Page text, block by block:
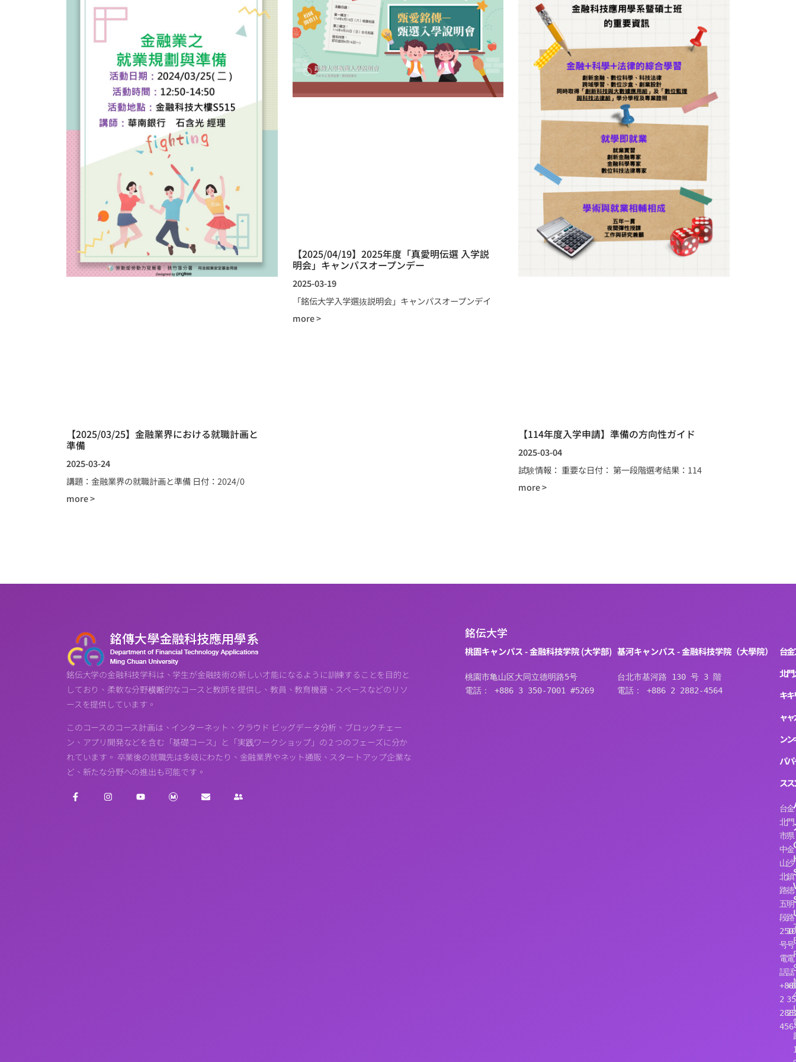
【2025/03/25】金融業界における就職計画と
準備
2025-03-24
講題：金融業界の就職計画と準備 日付：2024/0
more >
【2025/04/19】2025年度「真愛明伝選 入学説
明会」キャンパスオープンデー
2025-03-19
「銘伝大学入学選抜説明会」キャンパスオープンデイ
more >
【114年度入学申請】準備の方向性ガイド
2025-03-04
試験情報： 重要な日付： 第一段階選考結果：114
more >
銘伝大学の金融科技学科は、学生が金融技術の新しい才能になるように訓練することを目的と
しており、柔軟な分野横断的なコースと教師を提供し、教員、教育機器、スペースなどのリソ
ースを提供しています。
このコースのコース計画は、インターネット、クラウド ビッグデータ分析、ブロックチェー
ン、アプリ開発などを含む「基礎コース」と「実践ワークショップ」の 2 つのフェーズに分か
れています。 卒業後の就職先は多岐にわたり、金融業界やネット通販、スタートアップ企業な
ど、新たな分野への進出も可能です。
銘伝大学
桃園キャンパス - 金融科技学院 (大学部)
桃園市亀山区大同立德明路5号
電話： +886 3 350-7001 #5269
基河キャンパス - 金融科技学院（大學院）
台北市基河路 130 号 3 階
電話： +886 2 2882-4564
台
北
キ
ャ
ン
パ
ス
台
北
市
中
山
北
路
五
段
250
号
電
話：
2
金
門
キ
ャ
ン
パ
ス
金
門
県
金
沙
鎮
徳
明
路
号
電